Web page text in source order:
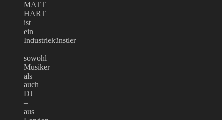
MATT
HART
ist
ein
Industriekünstler
–
sowohl
Musiker
als
auch
DJ
–
aus